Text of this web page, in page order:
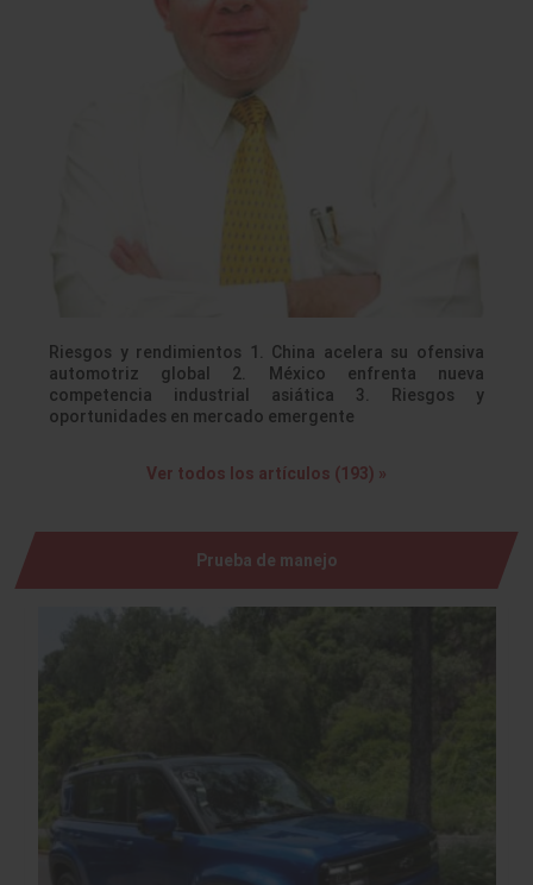
Riesgos y rendimientos 1. China acelera su ofensiva
automotriz global 2. México enfrenta nueva
competencia industrial asiática 3. Riesgos y
oportunidades en mercado emergente
Ver todos los artículos (193) »
Prueba de manejo